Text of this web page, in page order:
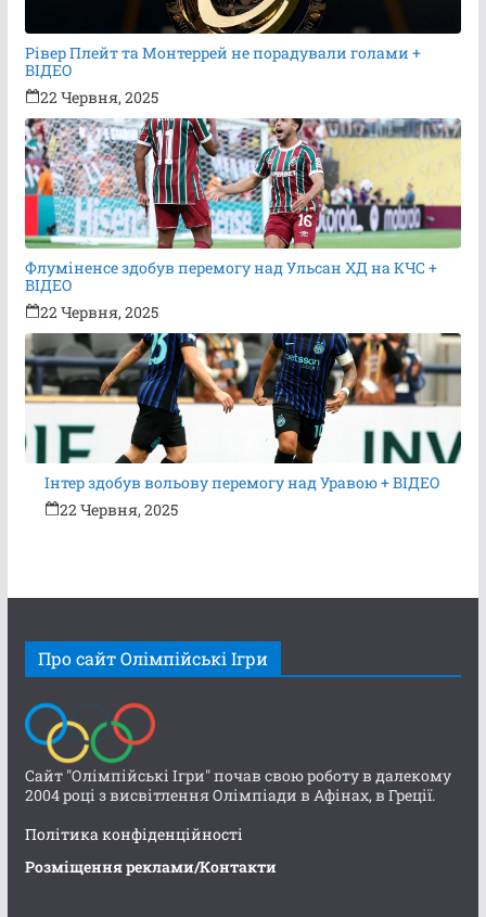
Рівер Плейт та Монтеррей не порадували голами +
ВІДЕО
22 Червня, 2025
Флуміненсе здобув перемогу над Ульсан ХД на КЧС +
ВІДЕО
22 Червня, 2025
Інтер здобув вольову перемогу над Уравою + ВІДЕО
22 Червня, 2025
Про сайт Олімпійські Ігри
Сайт "Олімпійські Ігри" почав свою роботу в далекому
2004 році з висвітлення Олімпіади в Афінах, в Греції.
Політика конфіденційності
Розміщення реклами/Контакти